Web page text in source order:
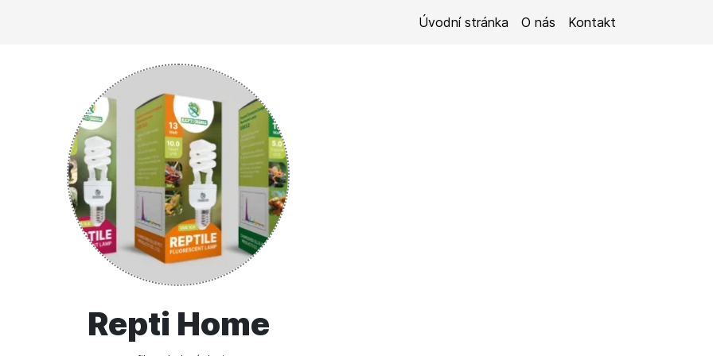
Úvodní stránka O nás Kontakt
Repti Home